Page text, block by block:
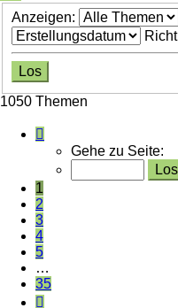
Anzeigen:
1050 Themen
Seite
1
35
Gehe zu Seite:
1
2
3
4
5
…
35
Nächste